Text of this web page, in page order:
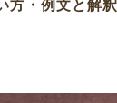
方・例文と解